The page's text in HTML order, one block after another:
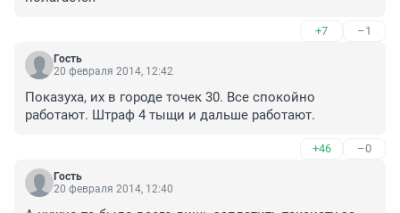
+7 –1
Гость
20 февраля 2014, 12:42
Показуха, их в городе точек 30. Все спокойно
работают. Штраф 4 тыщи и дальше работают.
+46 –0
Гость
20 февраля 2014, 12:40